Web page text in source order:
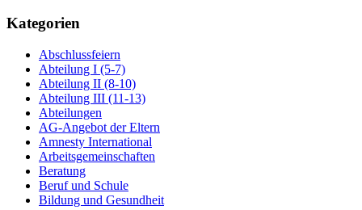
Kategorien
Abschlussfeiern
Abteilung I (5-7)
Abteilung II (8-10)
Abteilung III (11-13)
Abteilungen
AG-Angebot der Eltern
Amnesty International
Arbeitsgemeinschaften
Beratung
Beruf und Schule
Bildung und Gesundheit